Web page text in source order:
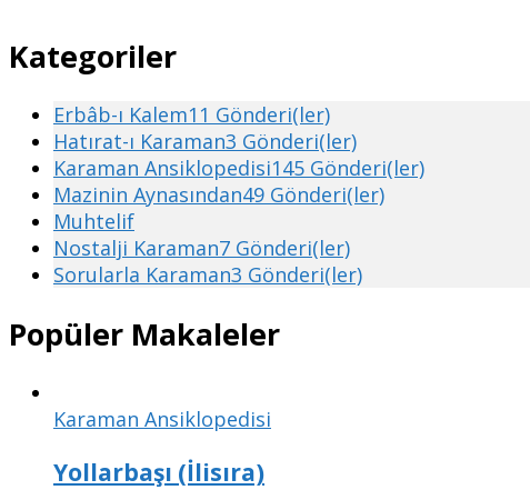
Kategoriler
Erbâb-ı Kalem11 Gönderi(ler)
Hatırat-ı Karaman3 Gönderi(ler)
Karaman Ansiklopedisi145 Gönderi(ler)
Mazinin Aynasından49 Gönderi(ler)
Muhtelif
Nostalji Karaman7 Gönderi(ler)
Sorularla Karaman3 Gönderi(ler)
Popüler Makaleler
Karaman Ansiklopedisi
Yollarbaşı (İlisıra)